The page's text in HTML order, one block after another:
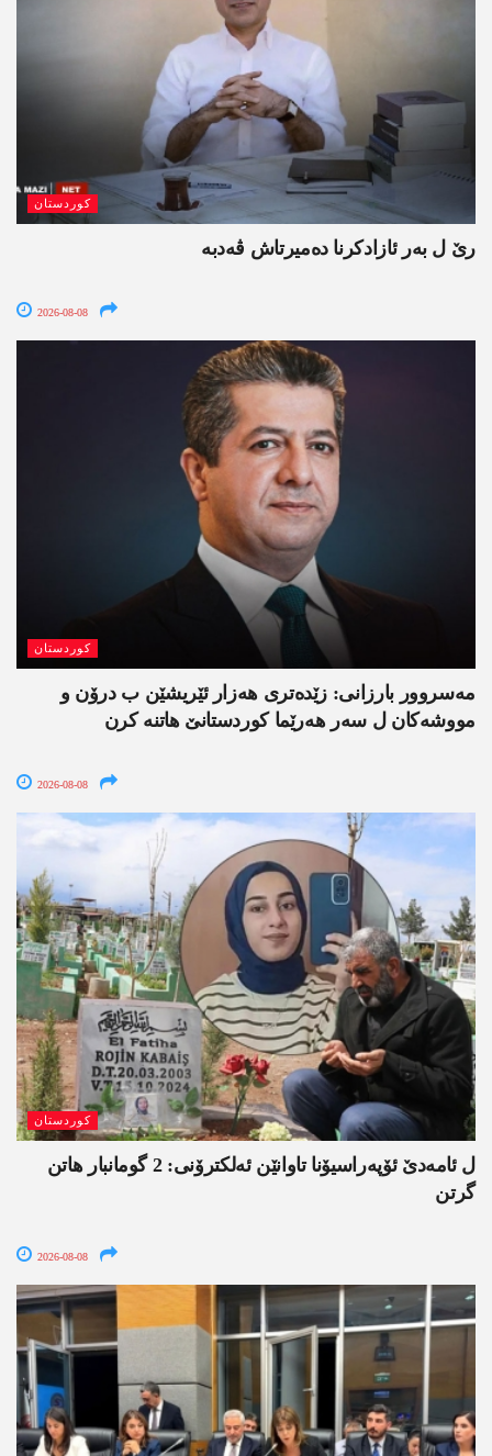
کوردستان
رێ ل بەر ئازادکرنا دەمیرتاش ڤەدبە
2026-08-08
کوردستان
مەسروور بارزانی: زێدەتری ھەزار ئێریشێن ب درۆن و
مووشەکان ل سەر ھەرێما کوردستانێ ھاتنە کرن
2026-08-08
کوردستان
ل ئامەدێ ئۆپەراسیۆنا تاوانێن ئەلکترۆنی: 2 گومانبار ھاتن
گرتن
2026-08-08